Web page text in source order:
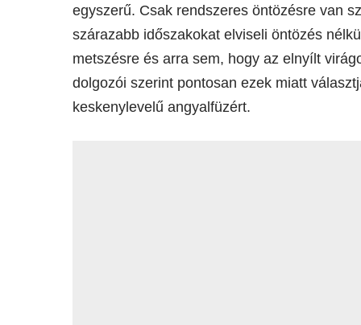
egyszerű. Csak rendszeres öntözésre van
szárazabb időszakokat elviseli öntözés
metszésre és arra sem, hogy az elnyílt
dolgozói szerint pontosan ezek miatt
keskenylevelű angyalfüzért.